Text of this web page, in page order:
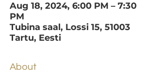
Aug 18, 2024, 6:00 PM – 7:30
PM
Tubina saal, Lossi 15, 51003
Tartu, Eesti
About